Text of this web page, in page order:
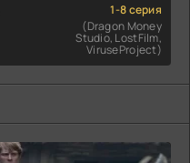
1-8 серия
(Dragon Money
Studio, LostFilm,
ViruseProject)